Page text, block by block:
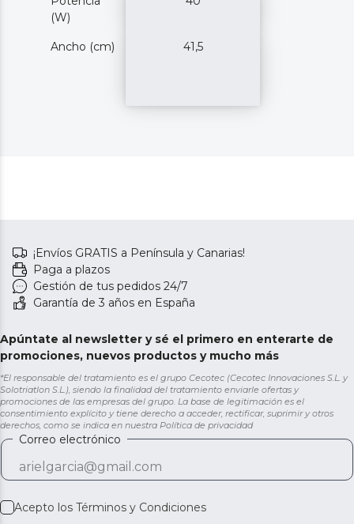
(W)
Ancho (cm) 41,5
¡Envíos GRATIS a Península y Canarias!
Paga a plazos
Gestión de tus pedidos 24/7
Garantía de 3 años en España
Apúntate al newsletter y sé el primero en enterarte de
promociones, nuevos productos y mucho más
*El responsable del tratamiento es el grupo Cecotec (Cecotec Innovaciones S.L. y
Solotriatlon S.L.), siendo la finalidad del tratamiento enviarle ofertas y
promociones de las empresas del grupo. La base de legitimación es el
consentimiento explícito y tiene derecho a acceder, rectificar, suprimir y otros
derechos, como se indica en nuestra Política de privacidad
Correo electrónico
Acepto los Términos y Condiciones